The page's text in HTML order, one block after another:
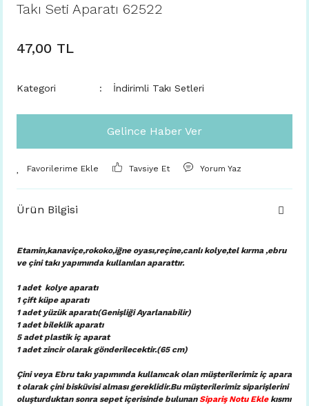
Takı Seti Aparatı 62522
47,00 TL
Kategori İndirimli Takı Setleri
Gelince Haber Ver
Tavsiye Et Yorum Yaz
Ürün Bilgisi
Etamin,kanaviçe,rokoko,iğne oyası,reçine,canlı kolye,tel kırma ,ebru
ve çini takı yapımında kullanılan aparattır.
1 adet kolye aparatı
1 çift küpe aparatı
1 adet yüzük aparatı(Genişliği Ayarlanabilir)
1 adet bileklik aparatı
5 adet plastik iç aparat
1 adet zincir olarak gönderilecektir.(65 cm)
Çini veya Ebru takı yapımında kullanıcak olan müşterilerimiz iç apara
t olarak çini bisküvisi alması gereklidir.Bu müşterilerimiz siparişlerini
oluşturduktan sonra sepet içerisinde bulunanSipariş Notu Eklekısmı